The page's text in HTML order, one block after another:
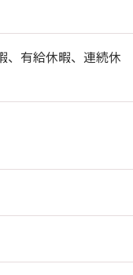
、有給休暇、連続休